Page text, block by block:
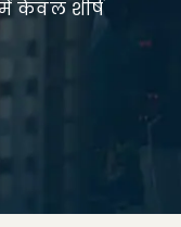
केवल शीर्ष